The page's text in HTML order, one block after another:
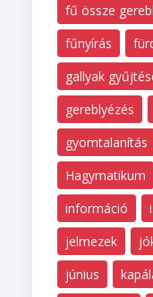
fű össze
fűnyírás
gallyak
gereblyézés
gyomtalanítás
Hagymatikum
információ
jelmezek
június